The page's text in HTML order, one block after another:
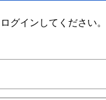
グインしてください。